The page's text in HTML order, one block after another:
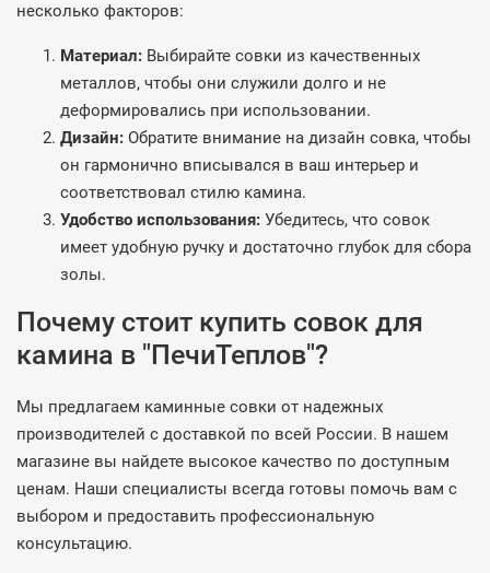
несколько факторов:
Материал: Выбирайте совки из качественных
металлов, чтобы они служили долго и не
деформировались при использовании.
Дизайн: Обратите внимание на дизайн совка, чтобы
он гармонично вписывался в ваш интерьер и
соответствовал стилю камина.
Удобство использования: Убедитесь, что совок
имеет удобную ручку и достаточно глубок для сбора
золы.
Почему стоит купить совок для
камина в "ПечиТеплов"?
Мы предлагаем каминные совки от надежных
производителей с доставкой по всей России. В нашем
магазине вы найдете высокое качество по доступным
ценам. Наши специалисты всегда готовы помочь вам с
выбором и предоставить профессиональную
консультацию.